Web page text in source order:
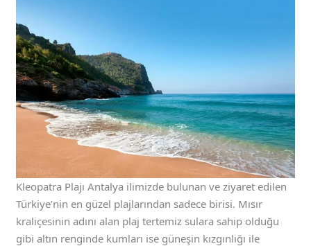
Kleopatra Plajı Antalya ilimizde bulunan ve ziyaret edilen
Türkiye’nin en güzel plajlarından sadece birisi. Mısır
kraliçesinin adını alan plaj tertemiz sulara sahip olduğu
gibi altın renginde kumları ise güneşin kızgınlığı ile